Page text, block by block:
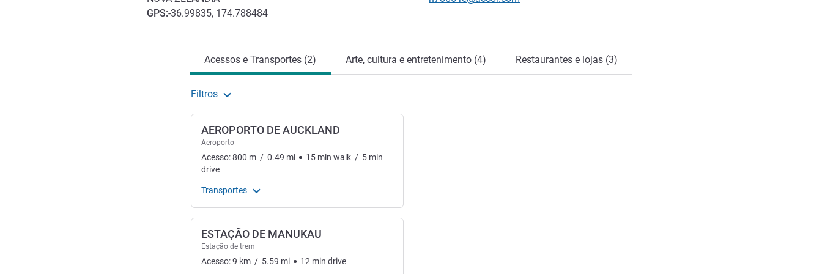
GPS:-36.99835, 174.788484
Acessos e Transportes (2) Arte, cultura e entretenimento (4) Restaurantes e lojas (3)
Filtros
AEROPORTO DE AUCKLAND
Aeroporto
Acesso:800 m / 0.49 mi 15 min walk / 5 min
drive
Transportes
ESTAÇÃO DE MANUKAU
Estação de trem
Acesso:9 km / 5.59 mi 12 min drive